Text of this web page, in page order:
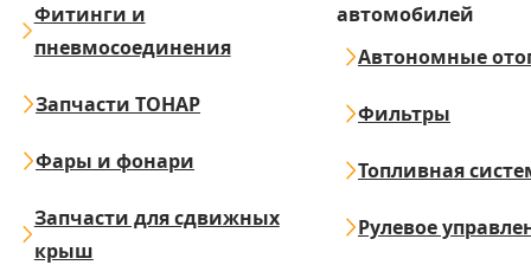
Фитинги и
пневмосоединения
Запчасти ТОНАР
Фары и фонари
Запчасти для сдвижных
крыш
автомобилей
Автономные
Фильтры
Топливная
Рулевое